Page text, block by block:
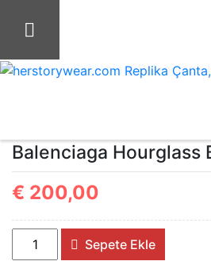
Ana SayfaBalenciagaBalenciaga
Balenciaga Hourglass
€ 200,00
Balenciaga
Hourglass
Sepete Ekle